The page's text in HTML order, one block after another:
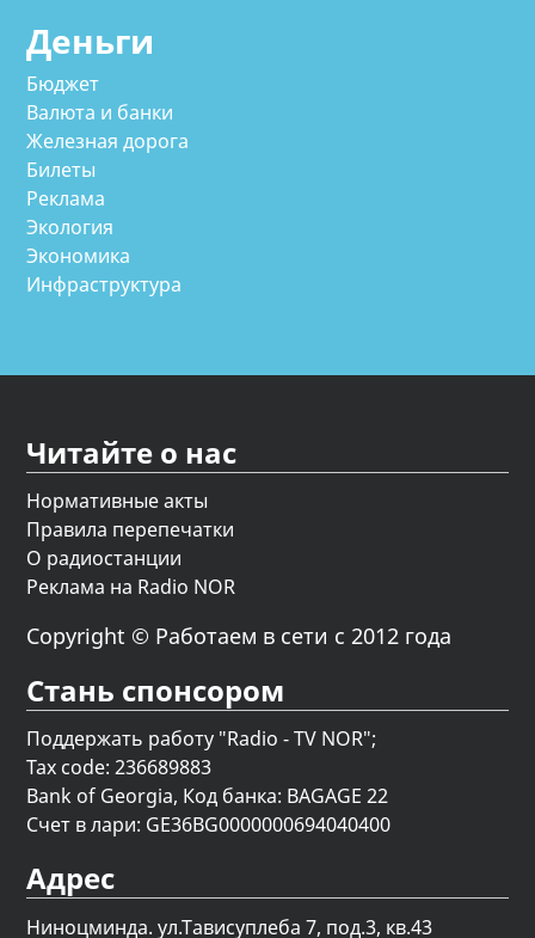
Деньги
Бюджет
Валюта и банки
Железная дорога
Билеты
Реклама
Экология
Экономика
Инфраструктура
Читайте о нас
Нормативные акты
Правила перепечатки
О радиостанции
Реклама на Radio NOR
Copyright © Работаем в сети с 2012 года
Стань спонсором
Поддержать работу "Radio - TV NOR";
Tax code: 236689883
Bank of Georgia, Код банка: BAGAGE 22
Счет в лари: GE36BG0000000694040400
Адрес
Ниноцминда. ул.Тависуплеба 7, под.3, кв.43